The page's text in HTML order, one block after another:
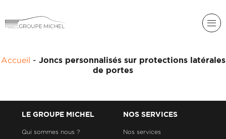
DACIA
MICHEL
Accueil - Joncs personnalisés sur protections latérales
de portes
LE GROUPE MICHEL
Qui sommes nous ?
NOS SERVICES
Nos services